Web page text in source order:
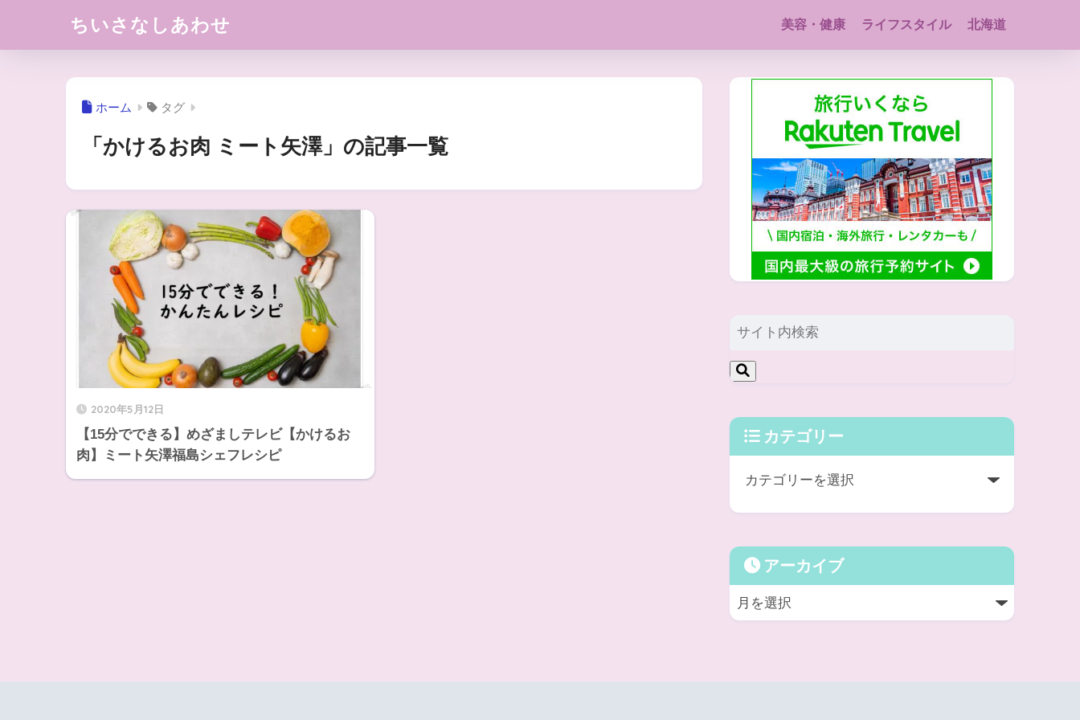
ちいさなしあわせ 美容・健康 ライフスタイル 北海道
ホーム タグ
「かけるお肉 ミート矢澤」の記事一覧
2020年5月12日
【15分でできる】めざましテレビ【かけるお
肉】ミート矢澤福島シェフレシピ
カテゴリー
アーカイブ